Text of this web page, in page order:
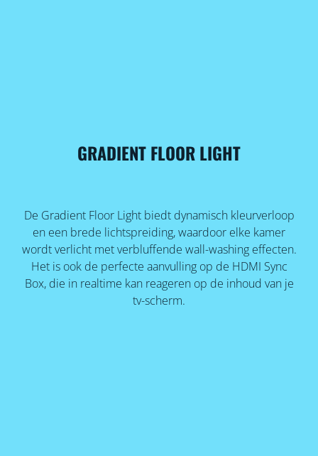
GRADIENT FLOOR LIGHT
De Gradient Floor Light biedt dynamisch kleurverloop
en een brede lichtspreiding, waardoor elke kamer
wordt verlicht met verbluffende wall-washing effecten.
Het is ook de perfecte aanvulling op de HDMI Sync
Box, die in realtime kan reageren op de inhoud van je
tv-scherm.